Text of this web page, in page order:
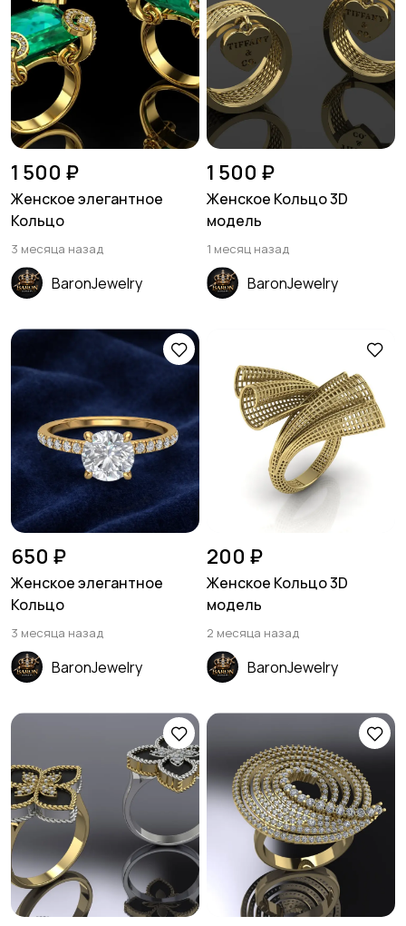
1 500 ₽
Женское элегантное
Кольцо
3 месяца назад
BaronJewelry
1 500 ₽
Женское Кольцо 3D
модель
1 месяц назад
BaronJewelry
650 ₽
Женское элегантное
Кольцо
3 месяца назад
BaronJewelry
200 ₽
Женское Кольцо 3D
модель
2 месяца назад
BaronJewelry